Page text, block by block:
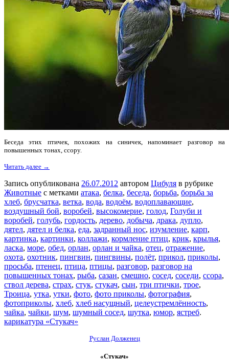
Беседа этих птичек, похожих на синичек, напоминает разговор на
повышенных тонах, ссору.
Читать далее →
Запись опубликована 26.07.2012 автором Цибуля в рубрике
Животные с метками атака, белка, беседа, борьба, борьба за
хлеб, брусчатка, ветка, вода, водоём, водоплавающие,
воздушный бой, воробей, высокомерие, голод, Голуби и
воробей, голубь, гордость, дерево, добыча, драка, дупло,
дятел, дятел и белка, еда, задранный нос, изумление, карп,
картинка, картинки, коллажи, кормление птиц, крик, крылья,
ласка, море, обед, орлан, орлан и чайка, отец, отражение,
охота, охотник, пингвин, пингвины, полёт, прикол, приколы,
просьба, птенец, птица, птицы, разговор, разговор на
повышенных тонах, рыба, сазан, смешно, сосед, соседи, ссора,
ствол дерева, страх, стук, стукач, сын, три птички, трое,
Троица, утка, утки, фото, фото приколы, фотография,
фотоприколы, хлеб, хлеб насущный, целеустремлённость,
чайка, чайки, шум, шумный сосед, шутка, юмор, ястреб.
карикатура «Стукач»
Руслан Долженец
«Стукач»